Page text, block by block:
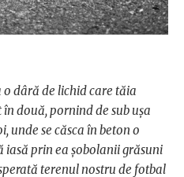
o dâră de lichid care tăia
două, pornind de sub uşa
unde se căsca în beton o
iasă prin ea şobolanii grăsuni
terenul nostru de fotbal